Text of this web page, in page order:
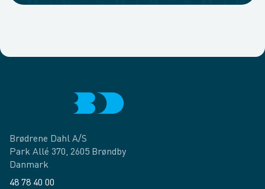
Brødrene Dahl A/S
Park Allé 370, 2605 Brøndby
Danmark
48 78 40 00